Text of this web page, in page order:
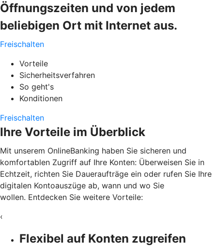
Öffnungszeiten und von jedem
beliebigen Ort mit Internet aus.
Freischalten
Vorteile
Sicherheitsverfahren
So geht's
Konditionen
Freischalten
Ihre Vorteile im Überblick
Mit unserem OnlineBanking haben Sie sicheren und
komfortablen Zugriff auf Ihre Konten: Überweisen Sie in
Echtzeit, richten Sie Daueraufträge ein oder rufen Sie Ihre
digitalen Kontoauszüge ab, wann und wo Sie
wollen. Entdecken Sie weitere Vorteile:
‹
Flexibel auf Konten zugreifen